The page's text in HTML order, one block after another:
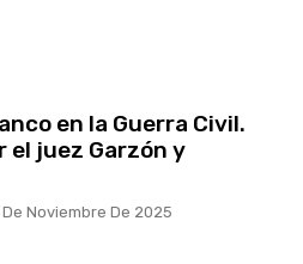
en la Guerra Civil.
el juez Garzón y
De Noviembre De 2025